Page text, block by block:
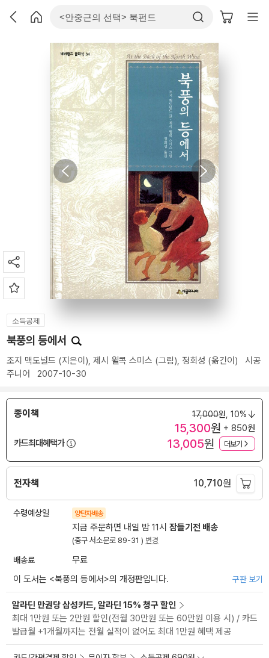
소득공제
북풍의 등에서
조지 맥도널드 (지은이), 제시 윌콕 스미스 (그림), 정회성 (옮긴이) 시공
주니어
2007-10-30
종이책 17,000원, 10%
15,300원 + 850원
카드최대혜택가
13,005원 더보기
전자책 10,710원
수령예상일 양탄자배송
지금 주문하면 내일 밤 11시 잠들기전 배송
(중구 서소문로 89-31 ) 변경
배송료
무료
이 도서는 <북풍의 등에서>의 개정판입니다. 구판 보기
알라딘 만권당 삼성카드, 알라딘 15% 청구 할인
최대 1만원 또는 2만원 할인(전월 30만원 또는 60만원 이용 시) / 카드
발급월 +1개월까지는 전월 실적이 없어도 최대 1만원 혜택 제공